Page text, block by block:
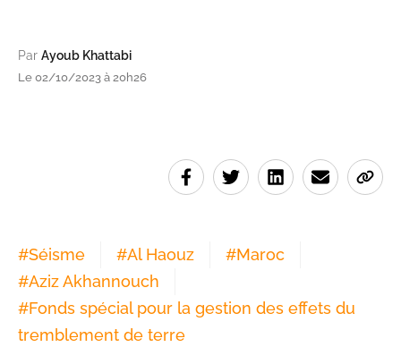
Par Ayoub Khattabi
Le 02/10/2023 à 20h26
#Séisme #Al Haouz #Maroc
#Aziz Akhannouch
#Fonds spécial pour la gestion des effets du
tremblement de terre